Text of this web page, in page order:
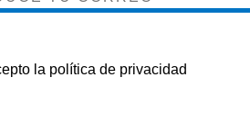
la política de privacidad